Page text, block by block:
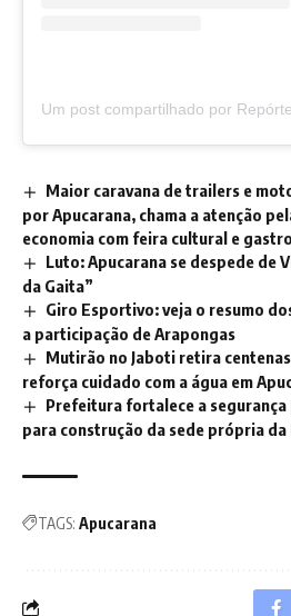
Maior caravana de trailers e
por Apucarana, chama a atenção
economia com feira cultural e
Luto: Apucarana se despede de
da Gaita”
Giro Esportivo: veja o resumo
a participação de Arapongas
Mutirão no Jaboti retira
reforça cuidado com a água em
Prefeitura fortalece a
para construção da sede própria
TAGS: Apucarana